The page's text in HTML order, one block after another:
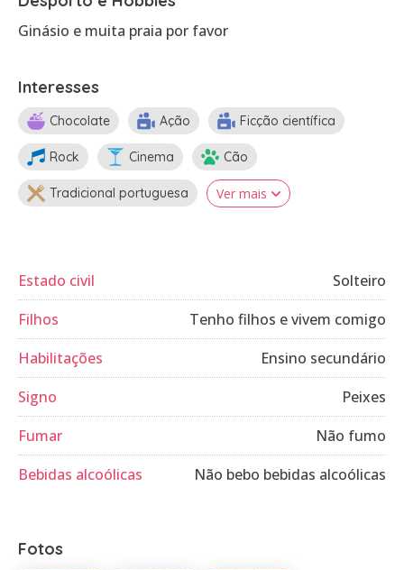
Ginásio e muita praia por favor
Interesses
Chocolate Ação Ficção científica
Rock Cinema Cão
Tradicional portuguesa Ver mais
Estado civil
Solteiro
Filhos
Tenho filhos e vivem comigo
Habilitações
Ensino secundário
Signo
Peixes
Fumar
Não fumo
Bebidas alcoólicas
Não bebo bebidas alcoólicas
Fotos